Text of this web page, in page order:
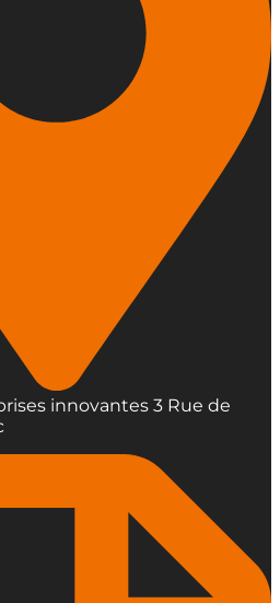
innovantes 3 Rue de